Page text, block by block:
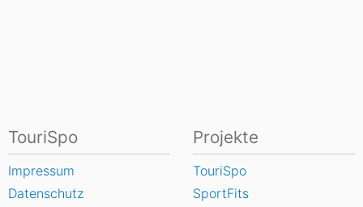
TouriSpo
Impressum
Datenschutz
Projekte
TouriSpo
SportFits